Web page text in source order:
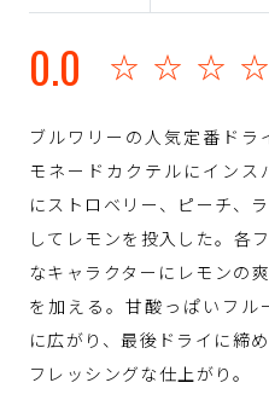
0.0
ブルワリーの人気定番ド
モネードカクテルにイン
にストロベリー、ピーチ、
してレモンを投入した。各
なキャラクターにレモンの
を加える。甘酸っぱいフ
に広がり、最後ドライに締
フレッシングな仕上がり。